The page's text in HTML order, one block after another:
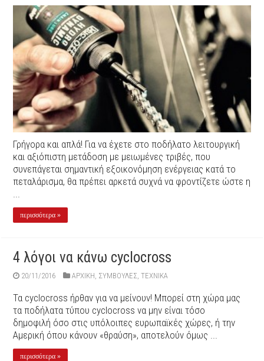
Γρήγορα και απλά! Για να έχετε στο ποδήλατο λειτουργική
και αξιόπιστη μετάδοση με μειωμένες τριβές, που
συνεπάγεται σημαντική εξοικονόμηση ενέργειας κατά το
πεταλάρισμα, θα πρέπει αρκετά συχνά να φροντίζετε ώστε η
περισσότερα »
4 λόγοι να κάνω cyclocross
20/11/2016 ΑΡΧΙΚΉ ΣΥΜΒΟΥΛΕΣ ,ΤΕΧΝΙΚΑ
Τα cyclocross ήρθαν για να μείνουν! Μπορεί στη χώρα μας
τα ποδήλατα τύπου cyclocross να μην είναι τόσο
δημοφιλή όσο στις υπόλοιπες ευρωπαϊκές χώρες, ή την
Αμερική όπου κάνουν «θραύση», αποτελούν όμως ...
περισσότερα »